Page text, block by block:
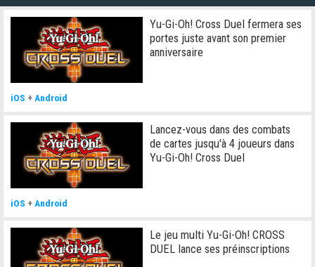
Yu-Gi-Oh! Cross Duel fermera ses
portes juste avant son premier
anniversaire
iOS +Android
Lancez-vous dans des combats
de cartes jusqu'à 4 joueurs dans
Yu-Gi-Oh! Cross Duel
iOS +Android
Le jeu multi Yu-Gi-Oh! CROSS
DUEL lance ses préinscriptions